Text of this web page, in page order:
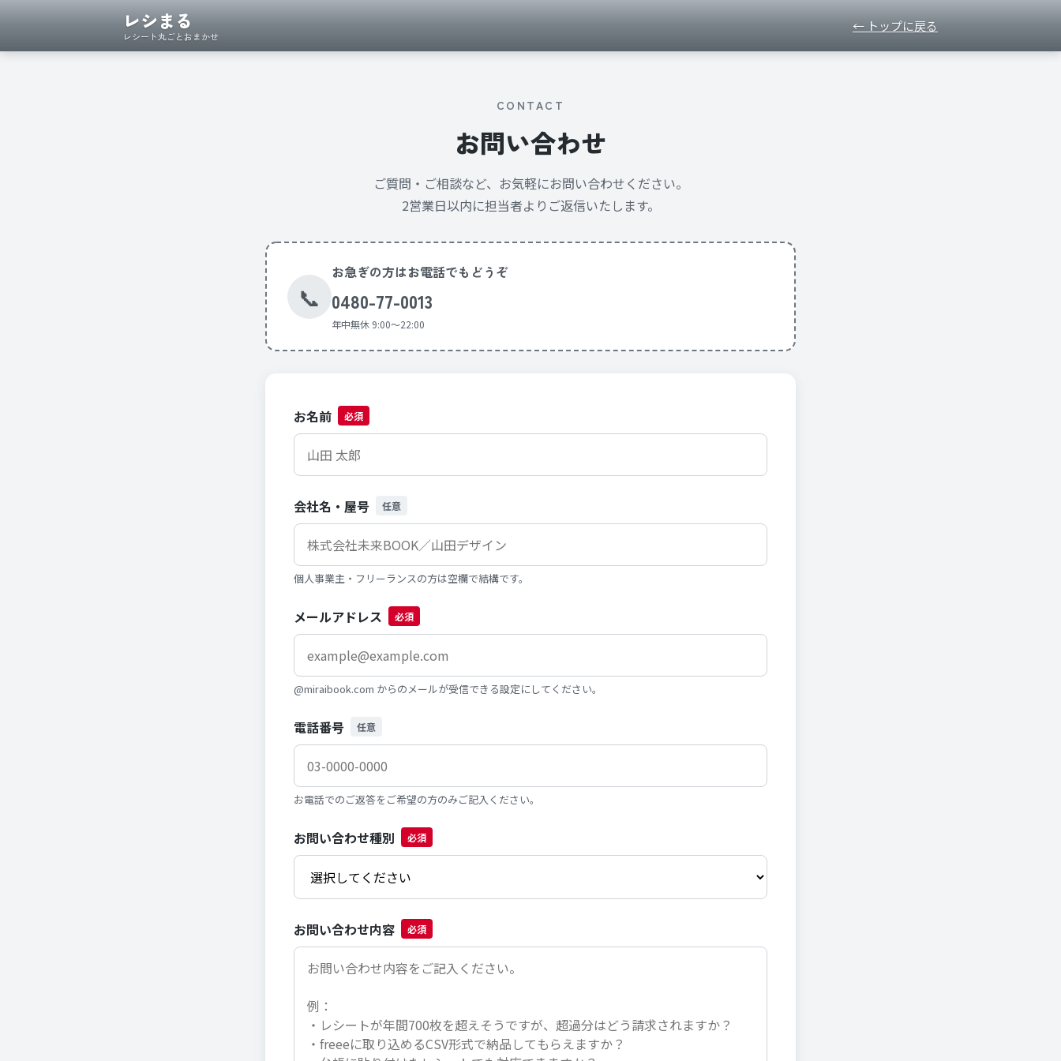
レシまる
レシート丸ごとおまかせ
← トップに戻る
CONTACT
お問い合わせ
ご質問・ご相談など、お気軽にお問い合わせください。
2営業日以内に担当者よりご返信いたします。
📞
お急ぎの方はお電話でもどうぞ
0480-77-0013
年中無休 9:00〜22:00
お名前 必須
会社名・屋号 任意
個人事業主・フリーランスの方は空欄で結構です。
メールアドレス 必須
@miraibook.com からのメールが受信できる設定にしてください。
電話番号 任意
お電話でのご返答をご希望の方のみご記入ください。
お問い合わせ種別 必須
お問い合わせ内容 必須